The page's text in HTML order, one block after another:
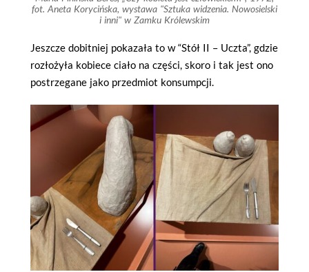
fot. Aneta Korycińska, wystawa "Sztuka widzenia. Nowosielski
i inni" w Zamku Królewskim
Jeszcze dobitniej pokazała to w “Stół II – Uczta”, gdzie
rozłożyła kobiece ciało na części, skoro i tak jest ono
postrzegane jako przedmiot konsumpcji.